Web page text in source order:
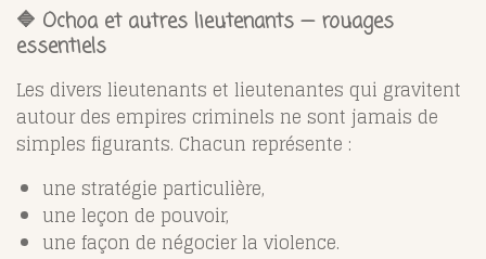
🔷 Ochoa et autres lieutenants — rouages
essentiels
Les divers lieutenants et lieutenantes qui gravitent
autour des empires criminels ne sont jamais de
simples figurants. Chacun représente :
une stratégie particulière,
une leçon de pouvoir,
une façon de négocier la violence.